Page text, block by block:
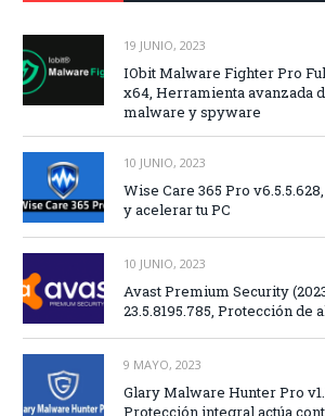
19 JUNIO, 2023
IObit Malware Fighter Pro
x64, Herramienta avanzada
malware y spyware
10 JUNIO, 2023
Wise Care 365 Pro
y acelerar tu PC
10 JUNIO, 2023
Avast Premium Security
23.5.8195.785, Protección de
9 MAYO, 2023
Glary Malware Hunter Pro